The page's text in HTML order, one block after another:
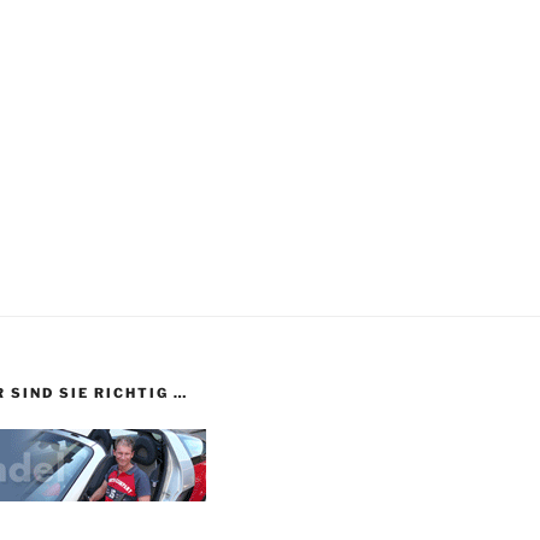
SIND SIE RICHTIG …